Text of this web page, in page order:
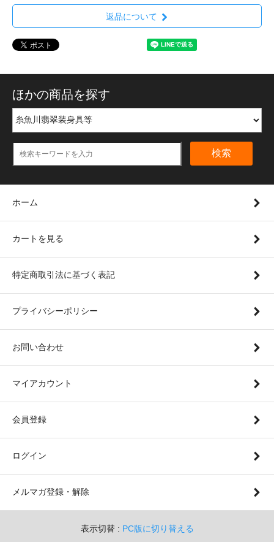
返品について
ほかの商品を探す
検索
ホーム
カートを見る
特定商取引法に基づく表記
プライバシーポリシー
お問い合わせ
マイアカウント
会員登録
ログイン
メルマガ登録・解除
表示切替 : PC版に切り替える